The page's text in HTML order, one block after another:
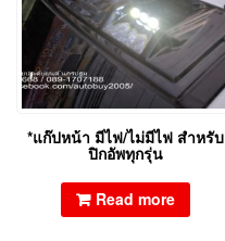
*แก๊ปหน้า มีไฟ/ไม่มีไฟ สำหรับ
ปิกอัพทุกรุ่น
Read more